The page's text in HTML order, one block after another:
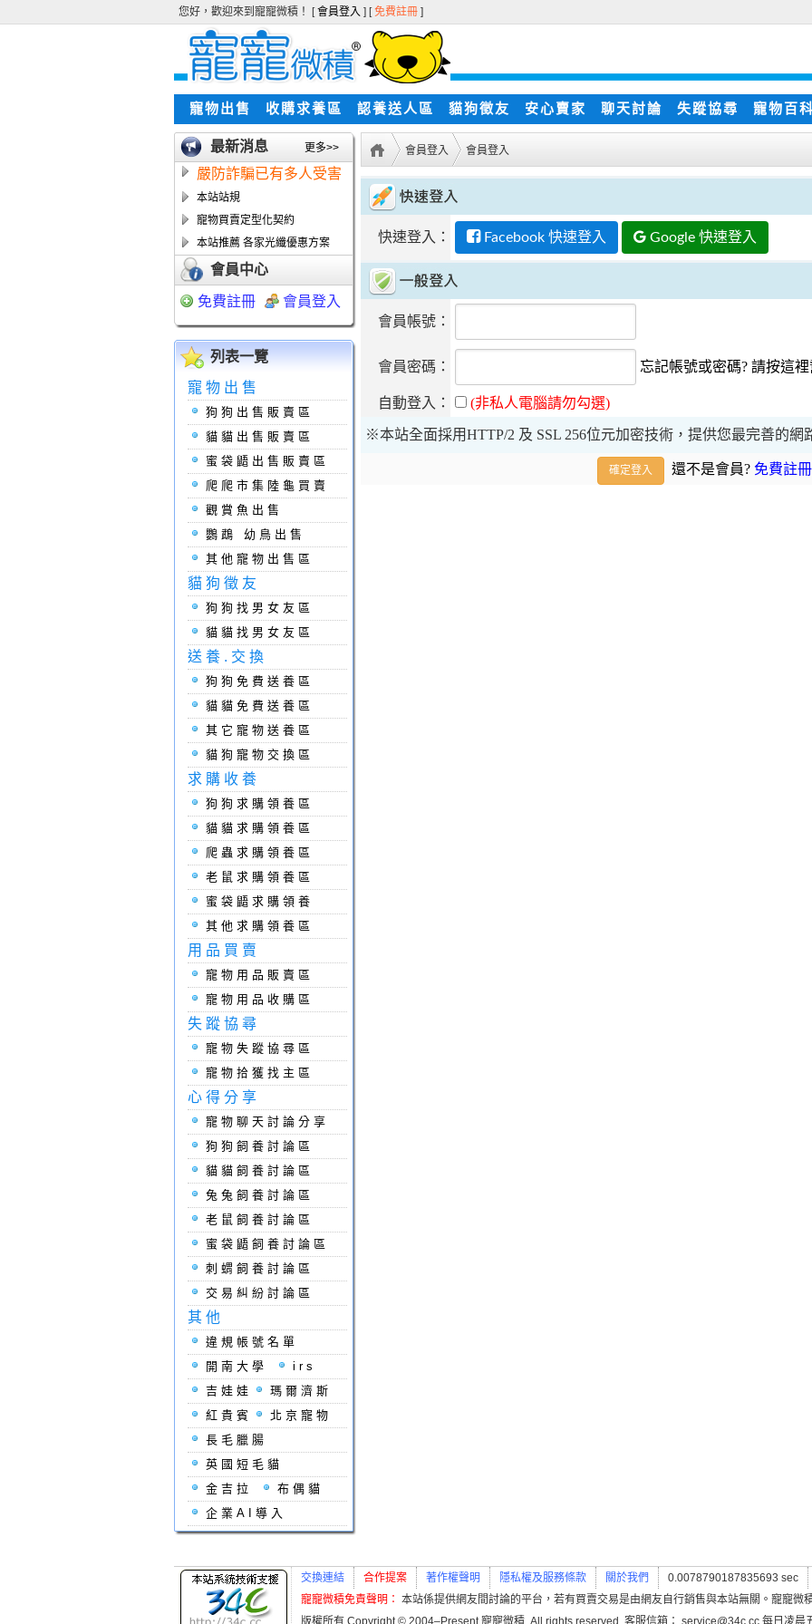
您好，歡迎來到寵寵微積！ [會員登入 ] [免費註冊 ]
寵物出售 收購求養區 認養送人區 貓狗徵友 安心賣家 聊天討論 失蹤協尋 寵物百科
最新消息 更多>>
嚴防詐騙已有多人受害
本站站規
寵物買賣定型化契約
本站推薦 各家光纖優惠方案
會員中心
免費註冊 會員登入
列表一覽
寵物出售
狗狗出售販賣區
貓貓出售販賣區
蜜袋鼯出售販賣區
爬爬市集陸龜買賣
觀賞魚出售
鸚鵡 幼鳥出售
其他寵物出售區
貓狗徵友
狗狗找男女友區
貓貓找男女友區
送養.交換
狗狗免費送養區
貓貓免費送養區
其它寵物送養區
貓狗寵物交換區
求購收養
狗狗求購領養區
貓貓求購領養區
爬蟲求購領養區
老鼠求購領養區
蜜袋鼯求購領養
其他求購領養區
用品買賣
寵物用品販賣區
寵物用品收購區
失蹤協尋
寵物失蹤協尋區
寵物拾獲找主區
心得分享
寵物聊天討論分享
狗狗飼養討論區
貓貓飼養討論區
兔兔飼養討論區
老鼠飼養討論區
蜜袋鼯飼養討論區
刺蝟飼養討論區
交易糾紛討論區
其他
違規帳號名單
開南大學
irs
吉娃娃
瑪爾濟斯
紅貴賓
北京寵物
長毛臘腸
英國短毛貓
金吉拉
布偶貓
企業AI導入
會員登入 會員登入
快速登入： Facebook 快速登入 Google 快速登入
會員帳號：
會員密碼： 忘記帳號或密碼? 請按這裡
自動登入： (非私人電腦請勿勾選)
※本站全面採用HTTP/2 及 SSL 256位元加密技術，提供您最完善的網
確定登入 還不是會員? 免費註冊
交換連結 合作提案 著作權聲明 隱私權及服務條款 關於我們
0.0078790187835693 sec
寵寵微積免責聲明： 本站係提供網友間討論的平台，若有買賣交易是由網友自行銷售與本站無關。寵寵微
版權所有 Copyright © 2004–Present 寵寵微積. All rights reserved. 客服信箱： service@34c.cc 每日凌晨